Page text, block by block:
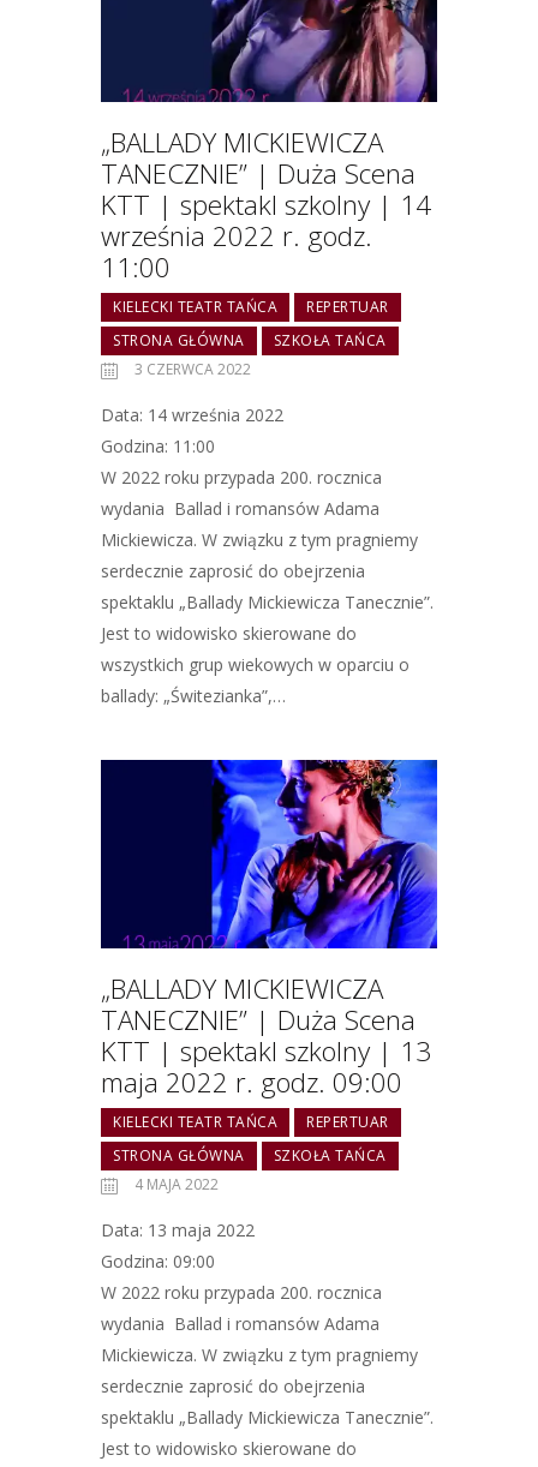
„BALLADY MICKIEWICZA
TANECZNIE” | Duża Scena
KTT | spektakl szkolny | 14
września 2022 r. godz.
11:00
KIELECKI TEATR TAŃCA
REPERTUAR
STRONA GŁÓWNA
SZKOŁA TAŃCA
3 CZERWCA 2022
Data: 14 września 2022
Godzina: 11:00
W 2022 roku przypada 200. rocznica
wydania Ballad i romansów Adama
Mickiewicza. W związku z tym pragniemy
serdecznie zaprosić do obejrzenia
spektaklu „Ballady Mickiewicza Tanecznie”.
Jest to widowisko skierowane do
wszystkich grup wiekowych w oparciu o
ballady: „Świtezianka”,…
„BALLADY MICKIEWICZA
TANECZNIE” | Duża Scena
KTT | spektakl szkolny | 13
maja 2022 r. godz. 09:00
KIELECKI TEATR TAŃCA
REPERTUAR
STRONA GŁÓWNA
SZKOŁA TAŃCA
4 MAJA 2022
Data: 13 maja 2022
Godzina: 09:00
W 2022 roku przypada 200. rocznica
wydania Ballad i romansów Adama
Mickiewicza. W związku z tym pragniemy
serdecznie zaprosić do obejrzenia
spektaklu „Ballady Mickiewicza Tanecznie”.
Jest to widowisko skierowane do